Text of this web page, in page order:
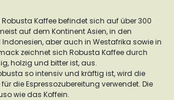
Kaffee befindet sich auf über 300
auf dem Kontinent Asien, in den
aber auch in Westafrika sowie in
zeichnet sich Robusta Kaffee durch
holzig und bitter ist, aus.
so intensiv und kräftig ist, wird die
die Espressozubereitung verwendet. Die
wie das Koffein.